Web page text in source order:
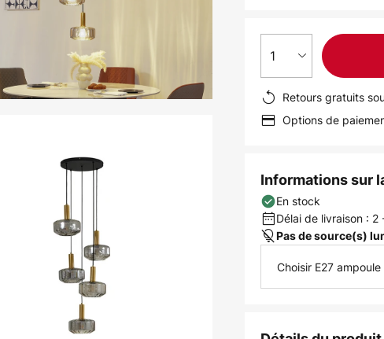
1
Retours gratuits
Options de
Informations sur
En stock
Délai de livraison :
Pas de source(s)
Choisir E27 ampoule